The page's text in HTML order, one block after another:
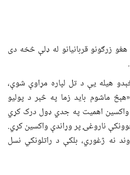
زرګونو قربانیانو له ډلې څخه دی
هیله یې د تل لپاره مړاوې شوې،
ماشوم باید زما په څېر د پولیو
واکسین اهمیت په جدي ډول درک کړي
ناروغۍ پر وړاندې واکسین کړي.
نه ژغوري، بلکې د راتلونکي نسل